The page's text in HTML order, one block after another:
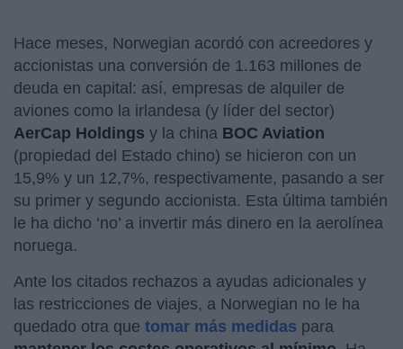
Hace meses, Norwegian acordó con acreedores y
accionistas una conversión de 1.163 millones de
deuda en capital: así, empresas de alquiler de
aviones como la irlandesa (y líder del sector)
AerCap Holdings y la china BOC Aviation
(propiedad del Estado chino) se hicieron con un
15,9% y un 12,7%, respectivamente, pasando a ser
su primer y segundo accionista. Esta última también
le ha dicho ‘no’ a invertir más dinero en la aerolínea
noruega.
Ante los citados rechazos a ayudas adicionales y
las restricciones de viajes, a Norwegian no le ha
quedado otra que tomar más medidas para